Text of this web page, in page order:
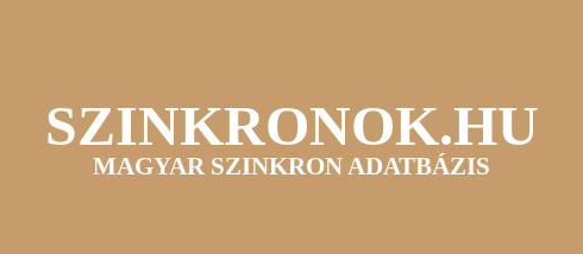
SZINKRONOK.HU
MAGYAR SZINKRON ADATBÁZIS